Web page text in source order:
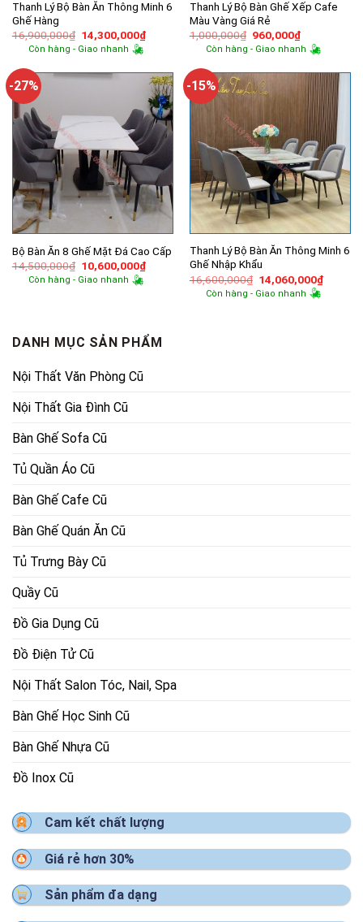
Thanh Lý Bộ Bàn Ăn Thông Minh 6
Ghế Hàng
16,900,000₫ Giá
gốc
là:
14,300,000₫Giá
hiện
14,300,000₫.
Còn hàng - Giao nhanh
Thanh Lý Bộ Bàn Ghế Xếp Cafe
Màu Vàng Giá Rẻ
1,000,000₫ Giá
gốc
là:
960,000₫Giá
hiện
tại
960,000₫.
Còn hàng - Giao nhanh
-27%
Bộ Bàn Ăn 8 Ghế Mặt Đá Cao Cấp
14,500,000₫ Giá
gốc
là:
10,600,000₫Giá
hiện
Còn hàng - Giao nhanh
-15%
Thanh Lý Bộ Bàn Ăn Thông Minh 6
Ghế Nhập Khẩu
16,600,000₫ Giá
gốc
là:
14,060,000₫Giá
hiện
Còn hàng - Giao nhanh
DANH MỤC SẢN PHẨM
Nội Thất Văn Phòng Cũ
Nội Thất Gia Đình Cũ
Bàn Ghế Sofa Cũ
Tủ Quần Áo Cũ
Bàn Ghế Cafe Cũ
Bàn Ghế Quán Ăn Cũ
Tủ Trưng Bày Cũ
Quầy Cũ
Đồ Gia Dụng Cũ
Đồ Điện Tử Cũ
Nội Thất Salon Tóc, Nail, Spa
Bàn Ghế Học Sinh Cũ
Bàn Ghế Nhựa Cũ
Đồ Inox Cũ
Cam kết chất lượng
Giá rẻ hơn 30%
Sản phẩm đa dạng